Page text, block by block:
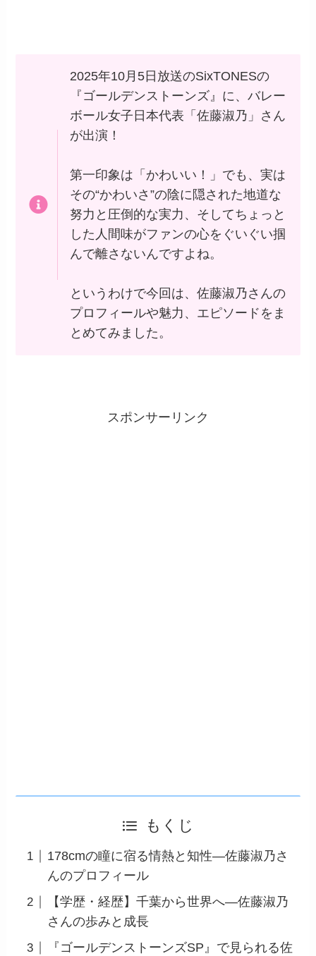
2025年10月5日放送のSixTONESの
『ゴールデンストーンズ』に、バレー
ボール女子日本代表「佐藤淑乃」さん
が出演！
第一印象は「かわいい！」でも、実は
その“かわいさ”の陰に隠された地道な
努力と圧倒的な実力、そしてちょっと
した人間味がファンの心をぐいぐい掴
んで離さないんですよね。
というわけで今回は、佐藤淑乃さんの
プロフィールや魅力、エピソードをま
とめてみました。
スポンサーリンク
もくじ
178cmの瞳に宿る情熱と知性—佐藤淑乃さ
んのプロフィール
【学歴・経歴】千葉から世界へ—佐藤淑乃
さんの歩みと成長
『ゴールデンストーンズSP』で見られる佐